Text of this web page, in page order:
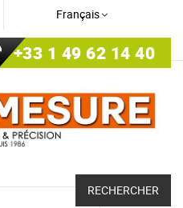
Français
+33 1 49 62 14 40
RECHERCHER